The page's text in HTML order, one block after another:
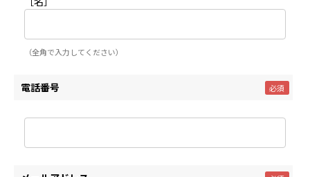
（全角で入力してください）
電話番号